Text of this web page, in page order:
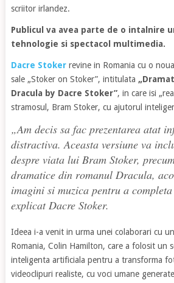
scriitor irlandez.
Publicul va avea parte de o intalnire
tehnologie si spectacol multimedia.
Dacre Stokerrevine in Romania cu o
sale „Stoker on Stoker”, intitulata
Dracula by Dacre Stoker”, in care isi
stramosul, Bram Stoker, cu ajutorul
„Am decis sa fac prezentarea atat
distractiva. Aceasta versiune va
despre viata lui Bram Stoker,
dramatice din romanul Dracula,
imagini si muzica pentru a
explicat Dacre Stoker.
Ideea i-a venit in urma unei colaborari cu
Romania, Colin Hamilton, care a folosit un
inteligenta artificiala pentru a transforma
videoclipuri realiste, cu voci umane